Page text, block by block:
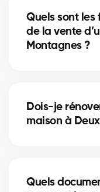
courtiers utilisent
pour réduire les
Quels sont les
de la vente
Montagnes ?
l’hypothèque. Nos
planifier ces coûts.
Dois-je
maison à
bain peuvent
Quels